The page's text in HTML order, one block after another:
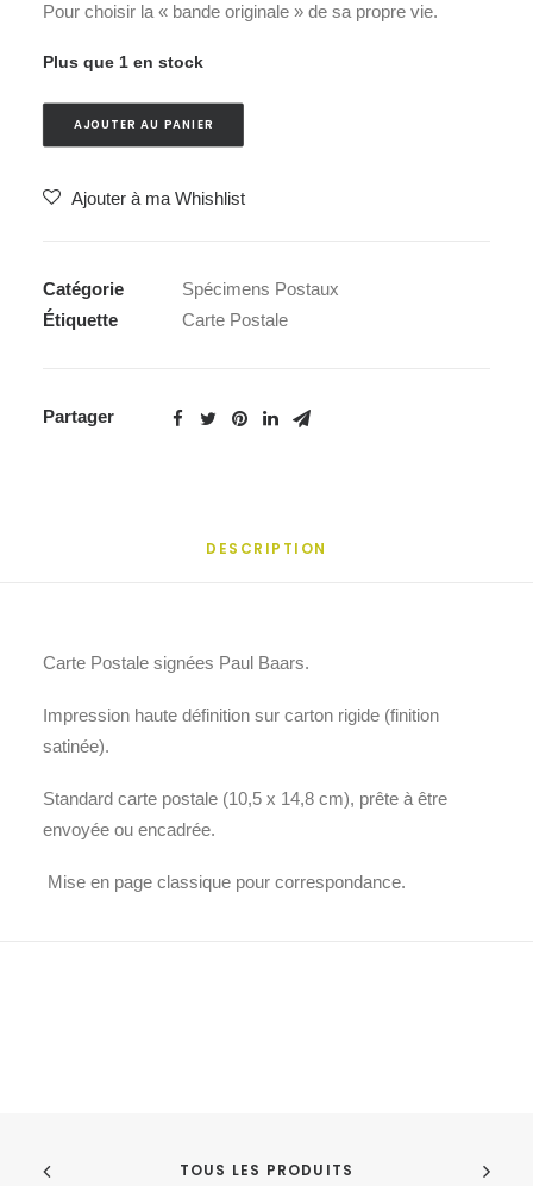
Pour choisir la « bande originale » de sa propre vie.
Plus que 1 en stock
AJOUTER AU PANIER
Ajouter à ma Whishlist
Catégorie
Spécimens Postaux
Étiquette
Carte Postale
Partager
DESCRIPTION
Carte Postale signées Paul Baars.
Impression haute définition sur carton rigide (finition
satinée).
Standard carte postale (10,5 x 14,8 cm), prête à être
envoyée ou encadrée.
Mise en page classique pour correspondance.
TOUS LES PRODUITS